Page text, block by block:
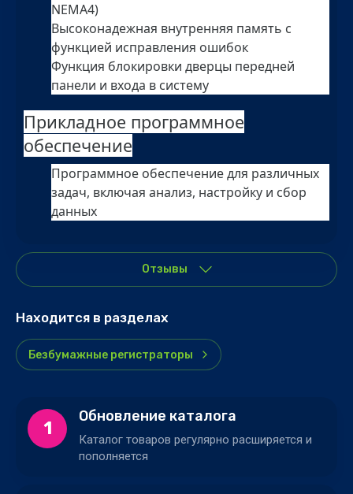
NEMA4)
Высоконадежная внутренняя память с
функцией исправления ошибок
Функция блокировки дверцы передней
панели и входа в систему
Прикладное программное
обеспечение
Программное обеспечение для различных
задач, включая анализ, настройку и сбор
данных
Отзывы
Находится в разделах
Безбумажные регистраторы
1
Обновление каталога
Каталог товаров регулярно расширяется и
пополняется